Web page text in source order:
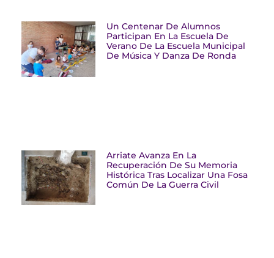
Un Centenar De Alumnos
Participan En La Escuela De
Verano De La Escuela Municipal
De Música Y Danza De Ronda
Arriate Avanza En La
Recuperación De Su Memoria
Histórica Tras Localizar Una Fosa
Común De La Guerra Civil